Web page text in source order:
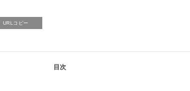
URLコピー
目次